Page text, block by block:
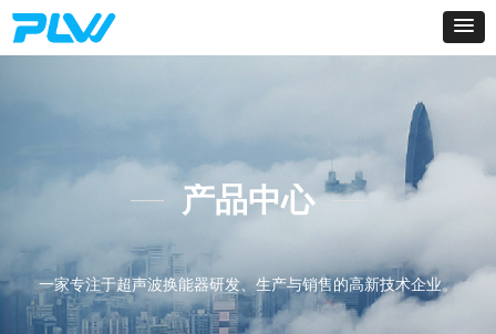
产品中心
一家专注于超声波换能器研发、生产与销售的高新技术企业。